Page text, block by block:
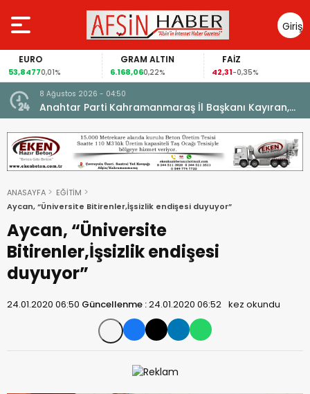
Giriş
Yap
EURO
53,84770,01%
GRAM ALTIN
6.168,060,22%
FAİZ
42,31-0,35%
8 Ağustos 2026 - 04:50
Anahtar Parti Kahramanmaraş İl Başkanı Kayıran,
Afşin Teşkilatı ile buluştu.
ANASAYFA
EĞİTİM
Aycan, “Üniversite Bitirenler,İşsizlik endişesi duyuyor”
Aycan, “Üniversite
Bitirenler,İşsizlik endişesi
duyuyor”
24.01.2020 06:50 Güncellenme :24.01.2020 06:52 kez okundu